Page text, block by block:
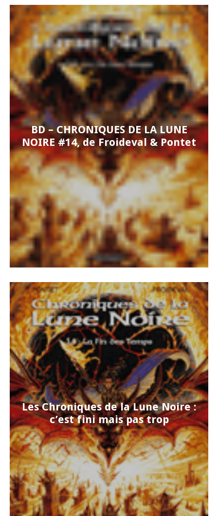
BD – CHRONIQUES DE LA LUNE
NOIRE #14, de Froideval & Pontet
Les Chroniques de la Lune Noire :
c’est fini mais pas trop